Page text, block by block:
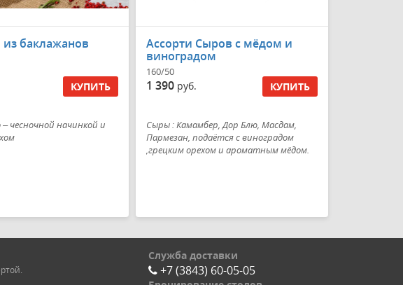
из баклажанов
КУПИТЬ
чесночной начинкой и
Ассорти Сыров с мёдом и
виноградом
160/50
1 390 руб. КУПИТЬ
Сыры : Камамбер, Дор Блю, Масдам,
Пармезан, подаётся с виноградом
,грецким орехом и ароматным мёдом.
Служба доставки
+7 (3843) 60-05-05